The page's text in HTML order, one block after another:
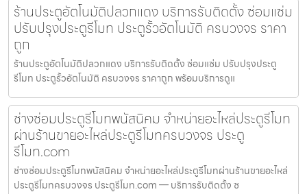
ร้านประตูอัตโนมัติปลวกแดง บริการรับติดตั้ง ซ่อมแซ่ม
ปรับปรุงประตูรีโมท ประตูรั้วอัตโนมัติ ครบวงจร ราคา
ถูก
ร้านประตูอัตโนมัติปลวกแดง บริการรับติดตั้ง ซ่อมแซ่ม ปรับปรุงประตู
รีโมท ประตูรั้วอัตโนมัติ ครบวงจร ราคาถูก พร้อมบริการดูแ
ช่างซ่อมประตูรีโมทพนัสนิคม จำหน่ายอะไหล่ประตูรีโมท
ผ่านร้านขายอะไหล่ประตูรีโมทครบวงจร ประตู
รีโมท.com
ช่างซ่อมประตูรีโมทพนัสนิคม จำหน่ายอะไหล่ประตูรีโมทผ่านร้านขายอะไหล่
ประตูรีโมทครบวงจร ประตูรีโมท.com — บริการรับติดตั้ง ซ